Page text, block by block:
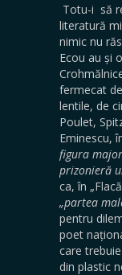
Totu-i să
literatură
nimic nu
Ecou au și
fermecat
lentile, de
Poulet,
Eminescu,
figura
prizonieră
ca, în
„partea
pentru
poet
care
din plastic